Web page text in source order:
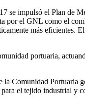
se impulsó el Plan de
por el GNL como el
más eficientes.
portuaria,
la Comunidad
el tejido industrial